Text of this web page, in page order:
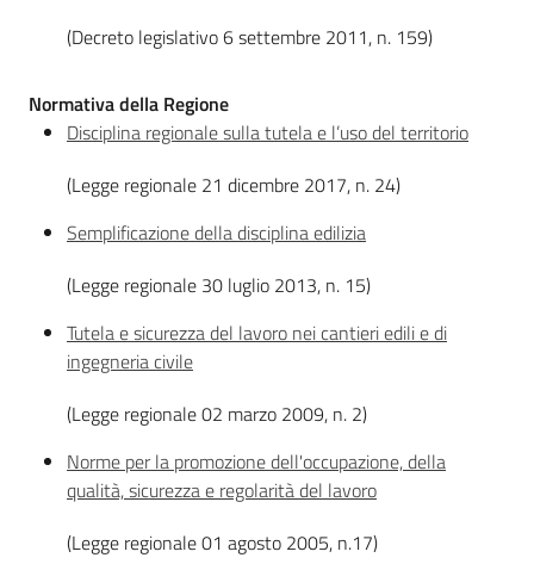
urbana,
polizia
locale,
legalità
Argomenti
Servizi
Leggi Atti Bandi
Piani Programmi
(Decreto legislativo 6 settembre 2011, n. 159)
Normativa della Regione
Disciplina regionale sulla tutela e l’uso del territorio
(Legge regionale 21 dicembre 2017, n. 24)
Semplificazione della disciplina edilizia
(Legge regionale 30 luglio 2013, n. 15)
Tutela e sicurezza del lavoro nei cantieri edili e di
ingegneria civile
(Legge regionale 02 marzo 2009, n. 2)
Norme per la promozione dell'occupazione, della
qualità, sicurezza e regolarità del lavoro
(Legge regionale 01 agosto 2005, n.17)